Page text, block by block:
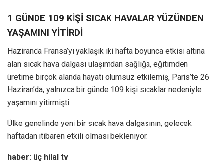
1 GÜNDE 109 KİŞİ SICAK HAVALAR YÜZÜNDEN
YAŞAMINI YİTİRDİ
Haziranda Fransa’yı yaklaşık iki hafta boyunca etkisi altına
alan sıcak hava dalgası ulaşımdan sağlığa, eğitimden
üretime birçok alanda hayatı olumsuz etkilemiş, Paris’te 26
Haziran’da, yalnızca bir günde 109 kişi sıcaklar nedeniyle
yaşamını yitirmişti.
Ülke genelinde yeni bir sıcak hava dalgasının, gelecek
haftadan itibaren etkili olması bekleniyor.
haber: üç hilal tv